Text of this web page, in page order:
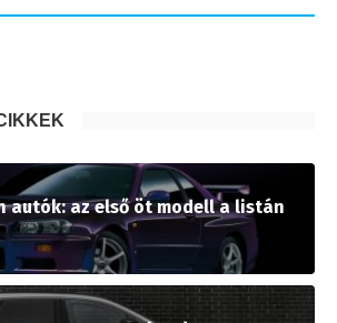
autók: az első öt modell a listán